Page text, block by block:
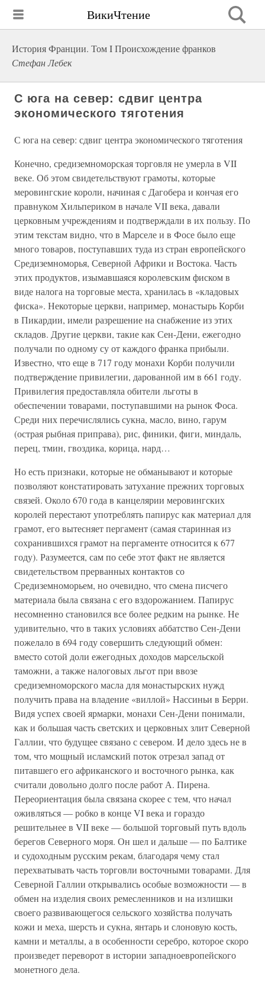
ВикиЧтение
История Франции. Том I Происхождение франков
Стефан Лебек
С юга на север: сдвиг центра
экономического тяготения
С юга на север: сдвиг центра экономического тяготения
Конечно, средиземноморская торговля не умерла в VII
веке. Об этом свидетельствуют грамоты, которые
меровингские короли, начиная с Дагобера и кончая его
правнуком Хильпериком в начале VII века, давали
церковным учреждениям и подтверждали в их пользу. По
этим текстам видно, что в Марселе и в Фосе было еще
много товаров, поступавших туда из стран европейского
Средиземноморья, Северной Африки и Востока. Часть
этих продуктов, изымавшаяся королевским фиском в
виде налога на торговые места, хранилась в «кладовых
фиска». Некоторые церкви, например, монастырь Корби
в Пикардии, имели разрешение на снабжение из этих
складов. Другие церкви, такие как Сен-Дени, ежегодно
получали по одному су от каждого франка прибыли.
Известно, что еще в 717 году монахи Корби получили
подтверждение привилегии, дарованной им в 661 году.
Привилегия предоставляла обители льготы в
обеспечении товарами, поступавшими на рынок Фоса.
Среди них перечислялись сукна, масло, вино, гарум
(острая рыбная приправа), рис, финики, фиги, миндаль,
перец, тмин, гвоздика, корица, нард…
Но есть признаки, которые не обманывают и которые
позволяют констатировать затухание прежних торговых
связей. Около 670 года в канцелярии меровингских
королей перестают употреблять папирус как материал для
грамот, его вытесняет пергамент (самая старинная из
сохранившихся грамот на пергаменте относится к 677
году). Разумеется, сам по себе этот факт не является
свидетельством прерванных контактов со
Средиземноморьем, но очевидно, что смена писчего
материала была связана с его вздорожанием. Папирус
несомненно становился все более редким на рынке. Не
удивительно, что в таких условиях аббатство Сен-Дени
пожелало в 694 году совершить следующий обмен:
вместо сотой доли ежегодных доходов марсельской
таможни, а также налоговых льгот при ввозе
средиземноморского масла для монастырских нужд
получить права на владение «виллой» Нассиньи в Берри.
Видя успех своей ярмарки, монахи Сен-Дени понимали,
как и большая часть светских и церковных злит Северной
Галлии, что будущее связано с севером. И дело здесь не в
том, что мощный исламский поток отрезал запад от
питавшего его африканского и восточного рынка, как
считали довольно долго после работ А. Пирена.
Переориентация была связана скорее с тем, что начал
оживляться — робко в конце VI века и гораздо
решительнее в VII веке — большой торговый путь вдоль
берегов Северного моря. Он шел и дальше — по Балтике
и судоходным русским рекам, благодаря чему стал
перехватывать часть торговли восточными товарами. Для
Северной Галлии открывались особые возможности — в
обмен на изделия своих ремесленников и на излишки
своего развивающегося сельского хозяйства получать
кожи и меха, шерсть и сукна, янтарь и слоновую кость,
камни и металлы, а в особенности серебро, которое скоро
произведет переворот в истории западноевропейского
монетного дела.